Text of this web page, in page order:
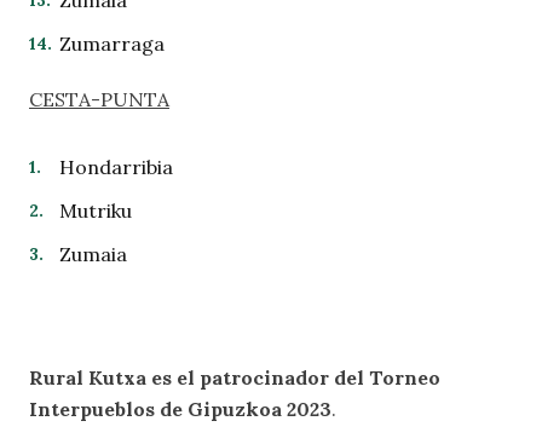
Zumarraga
CESTA-PUNTA
Hondarribia
Mutriku
Zumaia
Rural Kutxa es el patrocinador del Torneo
Interpueblos de Gipuzkoa 2023.